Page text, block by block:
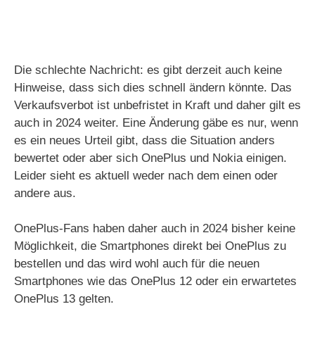
Die schlechte Nachricht: es gibt derzeit auch keine
Hinweise, dass sich dies schnell ändern könnte. Das
Verkaufsverbot ist unbefristet in Kraft und daher gilt es
auch in 2024 weiter. Eine Änderung gäbe es nur, wenn
es ein neues Urteil gibt, dass die Situation anders
bewertet oder aber sich OnePlus und Nokia einigen.
Leider sieht es aktuell weder nach dem einen oder
andere aus.
OnePlus-Fans haben daher auch in 2024 bisher keine
Möglichkeit, die Smartphones direkt bei OnePlus zu
bestellen und das wird wohl auch für die neuen
Smartphones wie das OnePlus 12 oder ein erwartetes
OnePlus 13 gelten.